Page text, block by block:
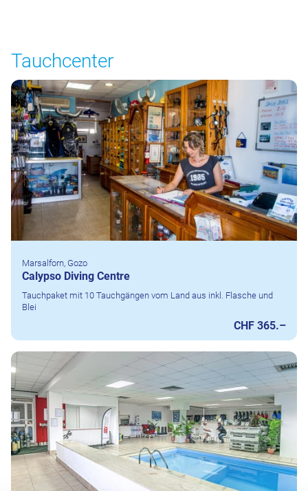
Tauchcenter
Marsalforn, Gozo
Calypso Diving Centre
Tauchpaket mit 10 Tauchgängen vom Land aus inkl. Flasche und
Blei
CHF 365.–